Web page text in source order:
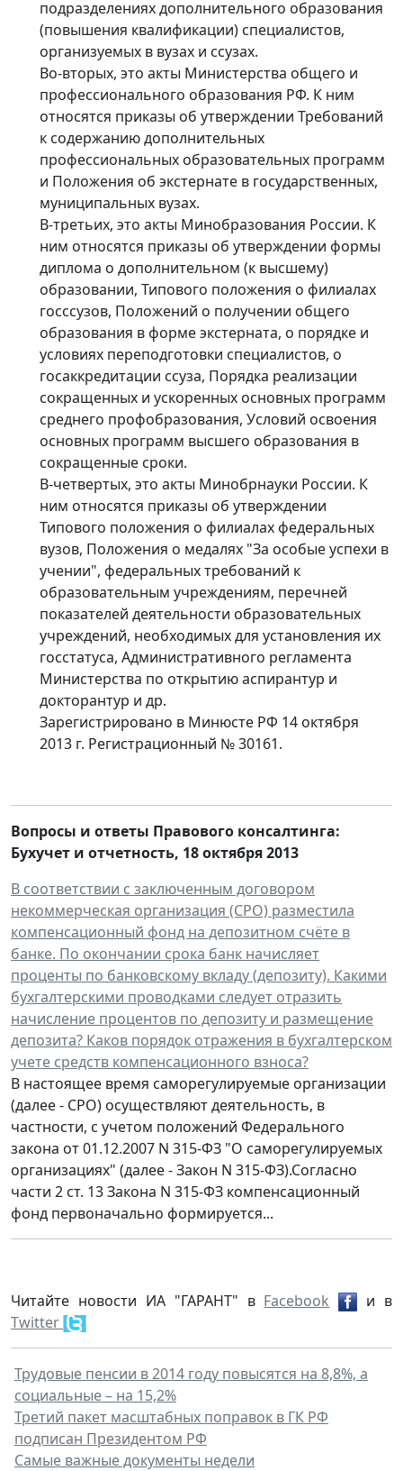
подразделениях дополнительного образования
(повышения квалификации) специалистов,
организуемых в вузах и ссузах.
Во-вторых, это акты Министерства общего и
профессионального образования РФ. К ним
относятся приказы об утверждении Требований
к содержанию дополнительных
профессиональных образовательных программ
и Положения об экстернате в государственных,
муниципальных вузах.
В-третьих, это акты Минобразования России. К
ним относятся приказы об утверждении формы
диплома о дополнительном (к высшему)
образовании, Типового положения о филиалах
госссузов, Положений о получении общего
образования в форме экстерната, о порядке и
условиях переподготовки специалистов, о
госаккредитации ссуза, Порядка реализации
сокращенных и ускоренных основных программ
среднего профобразования, Условий освоения
основных программ высшего образования в
сокращенные сроки.
В-четвертых, это акты Минобрнауки России. К
ним относятся приказы об утверждении
Типового положения о филиалах федеральных
вузов, Положения о медалях "За особые успехи в
учении", федеральных требований к
образовательным учреждениям, перечней
показателей деятельности образовательных
учреждений, необходимых для установления их
госстатуса, Административного регламента
Министерства по открытию аспирантур и
докторантур и др.
Зарегистрировано в Минюсте РФ 14 октября
2013 г. Регистрационный № 30161.
Вопросы и ответы Правового консалтинга:
Бухучет и отчетность, 18 октября 2013
В соответствии с заключенным договором
некоммерческая организация (СРО) разместила
компенсационный фонд на депозитном счёте в
банке. По окончании срока банк начисляет
проценты по банковскому вкладу (депозиту). Какими
бухгалтерскими проводками следует отразить
начисление процентов по депозиту и размещение
депозита? Каков порядок отражения в бухгалтерском
учете средств компенсационного взноса?
В настоящее время саморегулируемые организации
(далее - СРО) осуществляют деятельность, в
частности, с учетом положений Федерального
закона от 01.12.2007 N 315-ФЗ "О саморегулируемых
организациях" (далее - Закон N 315-ФЗ).Согласно
части 2 ст. 13 Закона N 315-ФЗ компенсационный
фонд первоначально формируется...
Читайте новости ИА "ГАРАНТ" в Facebook
и в
Twitter
Трудовые пенсии в 2014 году повысятся на 8,8%, а
социальные – на 15,2%
Третий пакет масштабных поправок в ГК РФ
подписан Президентом РФ
Самые важные документы недели